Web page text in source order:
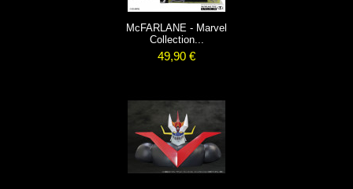
McFARLANE - Marvel
Collection...
49,90 €